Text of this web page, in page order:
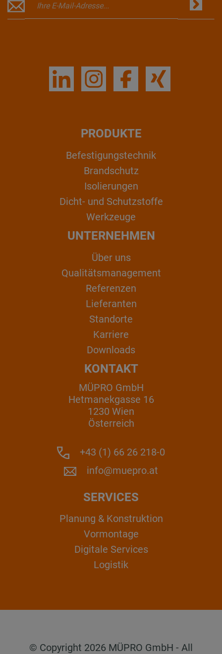
PRODUKTE
Befestigungstechnik
Brandschutz
Isolierungen
Dicht- und Schutzstoffe
Werkzeuge
UNTERNEHMEN
Über uns
Qualitätsmanagement
Referenzen
Lieferanten
Standorte
Karriere
Downloads
KONTAKT
MÜPRO GmbH
Hetmanekgasse 16
1230 Wien
Österreich
+43 (1) 66 26 218-0
info@muepro.at
SERVICES
Planung & Konstruktion
Vormontage
Digitale Services
Logistik
© Copyright 2026 MÜPRO GmbH - All